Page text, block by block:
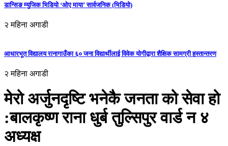
डान्सिङ म्युजिक भिडियो ‘ओए माया’ सार्वजनिक (भिडियो)
२ महिना अगाडी
आधारभूत विद्यालय रानागाउँका ६० जना विद्यार्थीलाई विवेक योगीद्वारा शैक्षिक सामग्री हस्तान्तरण
२ महिना अगाडी
मेरो अर्जुनदृष्टि भनेकै जनता को सेवा हो
:बालकृष्ण राना धुर्ब तुल्सिपुर वार्ड न ४
अध्यक्ष